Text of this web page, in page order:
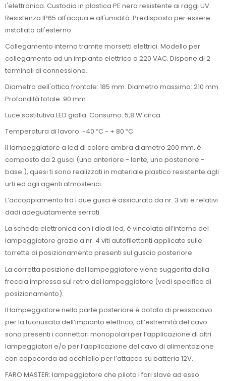
l'elettronica. Custodia in plastica PE nera resistente ai raggi UV.
Resistenza IP65 all'acqua e all'umidità. Predisposto per essere
installato all'esterno.
Collegamento interno tramite morsetti elettrici. Modello per
collegamento ad un impianto elettrico a 220 VAC. Dispone di 2
terminali di connessione.
Diametro dell'ottica frontale: 185 mm. Diametro massimo: 210 mm.
Profondità totale: 90 mm.
Luce sostitutiva LED gialla. Consumo: 5,8 W circa.
Temperatura di lavoro: -40 ºC ~ + 80 ºC.
Il lampeggiatore a led di colore ambra diametro 200 mm, è
composto da 2 gusci (uno anteriore - lente, uno posteriore -
base ), quesi ti sono realizzati in materiale plastico resistente agli
urti ed agli agenti atmosferici.
L’accoppiamento tra i due gusci è assicurato da nr. 3 viti e relativi
dadi adeguatamente serrati.
La scheda elettronica con i diodi led, è vincolata all’interno del
lampeggiatore grazie a nr. 4 viti autofilettanti applicate sulle
torrette di posizionamento presenti sul guscio posteriore.
La corretta posizione del lampeggiatore viene suggerita dalla
freccia impressa sul retro del lampeggiatore (vedi specifica di
posizionamento).
Il lampeggiatore nella parte posteriore è dotato di pressacavo
per la fuoriuscita dell’impianto elettrico, all’estremità del cavo
sono presenti i connettori monopolari per l’applicazione di altri
lampeggiatori e/o per l’applicazione del cavo di alimentazione
con capocorda ad occhiello per l’attacco su batteria 12V.
FARO MASTER: lampeggiatore che pilota i fari slave ad esso